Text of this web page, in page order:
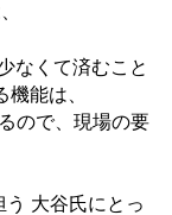
なくて済むこと
能は、
ので、現場の要
う 大谷氏にとっ